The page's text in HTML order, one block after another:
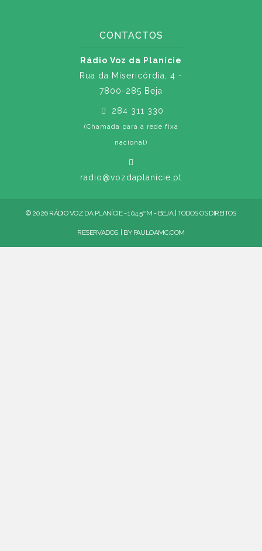
CONTACTOS
Rádio Voz da Planície
Rua da Misericórdia, 4 -
7800-285 Beja
284 311 330
(Chamada para a rede fixa
nacional)
radio@vozdaplanicie.pt
© 2026 RÁDIO VOZ DA PLANÍCIE - 104.5FM - BEJA | TODOS OS DIREITOS
RESERVADOS. | BY PAULOAMC.COM